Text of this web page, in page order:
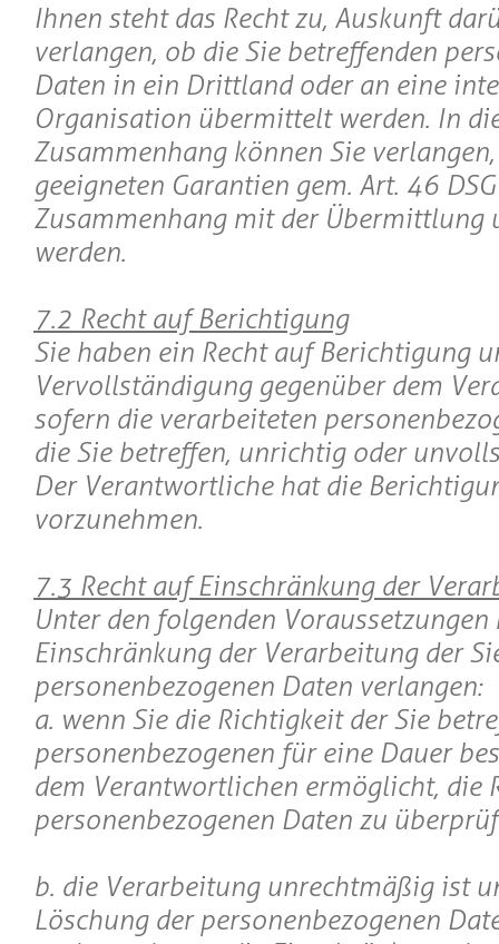
Ihnen steht das Recht zu, Auskunft
verlangen, ob die Sie betreffenden
Daten in ein Drittland oder an eine
Organisation übermittelt werden. In
Zusammenhang können Sie
geeigneten Garantien gem. Art. 46
Zusammenhang mit der Übermittlung
werden.
7.2 Recht auf Berichtigung
Sie haben ein Recht auf Berichtigung
Vervollständigung gegenüber dem
sofern die verarbeiteten
die Sie betreffen, unrichtig oder
Der Verantwortliche hat die
vorzunehmen.
7.3 Recht auf Einschränkung der
Unter den folgenden Voraussetzungen
Einschränkung der Verarbeitung der
personenbezogenen Daten verlangen:
a. wenn Sie die Richtigkeit der Sie
personenbezogenen für eine Dauer
dem Verantwortlichen ermöglicht, die
personenbezogenen Daten zu
b. die Verarbeitung unrechtmäßig ist
Löschung der personenbezogenen